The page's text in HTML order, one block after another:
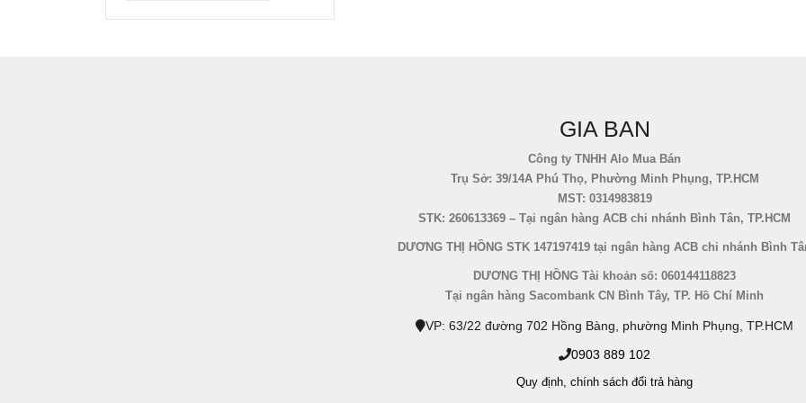
GIA BAN
Công ty TNHH Alo Mua Bán
Trụ Sở: 39/14A Phú Thọ, Phường Minh Phụng, TP.HCM
MST: 0314983819
STK: 260613369 – Tại ngân hàng ACB chi nhánh Bình Tân, TP.HCM
DƯƠNG THỊ HỒNG STK 147197419 tại ngân hàng ACB chi nhánh Bình
DƯƠNG THỊ HỒNG Tài khoản số: 060144118823
Tại ngân hàng Sacombank CN Bình Tây, TP. Hồ Chí Minh
VP: 63/22 đường 702 Hồng Bàng, phường Minh Phụng, TP.HCM
0903 889 102
Quy định, chính sách đổi trả hàng